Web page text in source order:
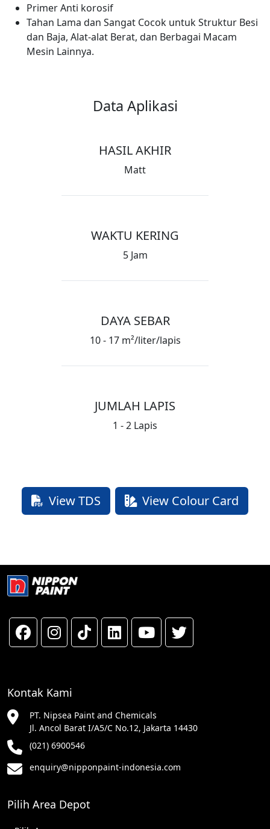
Primer Anti korosif
Tahan Lama dan Sangat Cocok untuk Struktur Besi
dan Baja, Alat-alat Berat, dan Berbagai Macam
Mesin Lainnya.
Data Aplikasi
HASIL AKHIR
Matt
WAKTU KERING
5 Jam
DAYA SEBAR
10 - 17 m²/liter/lapis
JUMLAH LAPIS
1 - 2 Lapis
View TDS View Colour Card
Kontak Kami
PT. Nipsea Paint and Chemicals
Jl. Ancol Barat I/A5/C No.12, Jakarta 14430
(021) 6900546
enquiry@nipponpaint-indonesia.com
Pilih Area Depot